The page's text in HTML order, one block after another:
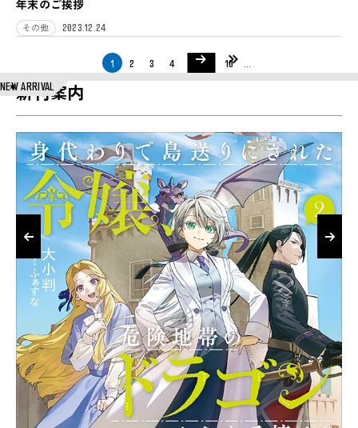
年末のご挨拶
その他 2023.12.24
1 2 3 4 10 ...
次のページ
NEW ARRIVAL
新刊案内